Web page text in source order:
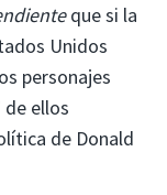
que si la
Unidos
personajes
ellos
de Donald